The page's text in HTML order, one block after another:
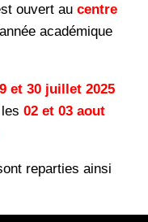
ouvert au centre
académique
et 30 juillet 2025
02 et 03 aout
reparties ainsi